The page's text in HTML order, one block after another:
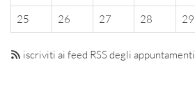
25
26 27 28 29
iscriviti ai feed RSS degli appuntamenti